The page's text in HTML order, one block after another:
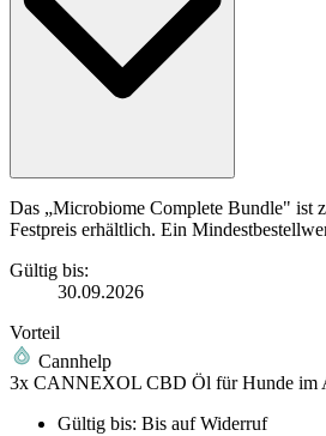
Das „Microbiome Complete Bundle" ist
Festpreis erhältlich. Ein
Gültig bis:
30.09.2026
Vorteil
Cannhelp
3x CANNEXOL CBD Öl für Hunde im
Gültig bis: Bis auf Widerruf